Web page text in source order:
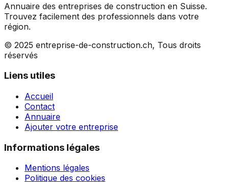
Annuaire des entreprises de construction en Suisse.
Trouvez facilement des professionnels dans votre
région.
© 2025 entreprise-de-construction.ch, Tous droits
réservés
Liens utiles
Accueil
Contact
Annuaire
Ajouter votre entreprise
Informations légales
Mentions légales
Politique des cookies